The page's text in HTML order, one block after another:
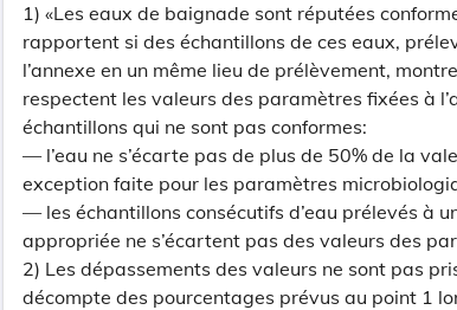
1) «Les eaux de baignade sont réputées
rapportent si des échantillons de ces eaux,
l’annexe en un même lieu de prélèvement,
respectent les valeurs des paramètres fixées à
échantillons qui ne sont pas conformes:
— l’eau ne s’écarte pas de plus de 50% de la
exception faite pour les paramètres
— les échantillons consécutifs d’eau prélevés à
appropriée ne s’écartent pas des valeurs des
2) Les dépassements des valeurs ne sont pas
décompte des pourcentages prévus au point 1